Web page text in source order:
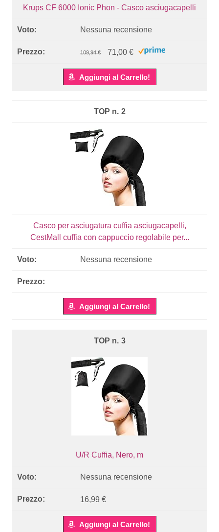
Krups CF 6000 Ionic Phon - Casco asciugacapelli
Nessuna recensione
109,94 € 71,00 €
Aggiungi al Carrello!
2
Casco per asciugatura cuffia asciugacapelli,
CestMall cuffia con cappuccio regolabile per...
Nessuna recensione
Aggiungi al Carrello!
3
U/R Cuffia, Nero, m
Nessuna recensione
16,99 €
Aggiungi al Carrello!